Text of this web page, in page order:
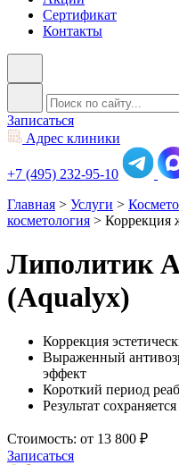
Сертификат
Контакты
Записаться
Адрес клиники
+7 (495) 232-95-10
Главная > Услуги >
косметология > Коррекция
Липолитик
(Aqualyx)
Коррекция
Выраженный
эффект
Короткий период
Результат
Стоимость: от 13 800 ₽
Записаться